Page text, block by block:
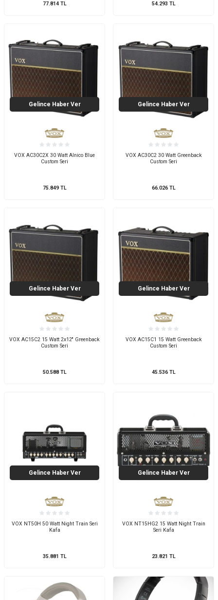
77.814TL 54.293 TL
VOX AC30C2X 30 Watt Alnico Blue
Custom Seri
75.849TL
Gelince Haber Ver
VOX AC30C2 30 Watt Greenback
Custom Seri
66.026TL
Gelince Haber Ver
VOX AC15C2 15 Watt 2x12'' Greenback
Custom Seri
50.588TL
Gelince Haber Ver
VOX AC15C1 15 Watt Greenback
Custom Seri
45.536TL
Gelince Haber Ver
VOX NT50H 50 Watt Night Train Seri
Kafa
35.881 TL
Gelince Haber Ver
VOX NT15HG2 15 Watt Night Train
Seri Kafa
23.821 TL
Gelince Haber Ver